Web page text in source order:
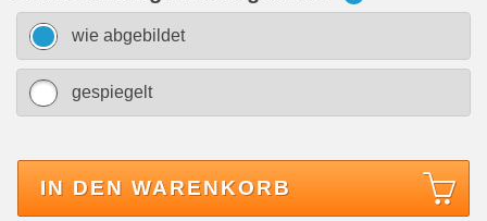
wie abgebildet
gespiegelt
IN DEN WARENKORB